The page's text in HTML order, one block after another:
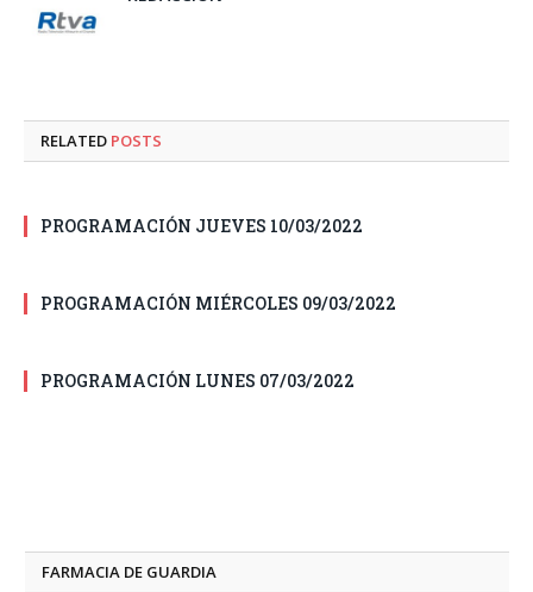
RELATED POSTS
PROGRAMACIÓN JUEVES 10/03/2022
PROGRAMACIÓN MIÉRCOLES 09/03/2022
PROGRAMACIÓN LUNES 07/03/2022
FARMACIA DE GUARDIA